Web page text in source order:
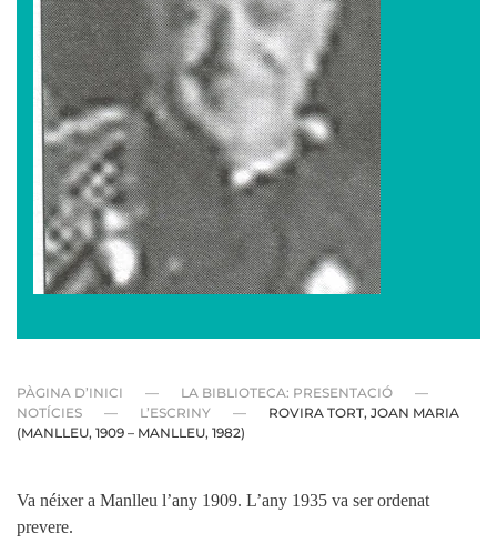
PÀGINA D’INICI
LA BIBLIOTECA: PRESENTACIÓ
NOTÍCIES
L’ESCRINY
ROVIRA TORT, JOAN MARIA
(MANLLEU, 1909 – MANLLEU, 1982)
Va néixer a Manlleu l’any 1909. L’any 1935 va ser ordenat
prevere.